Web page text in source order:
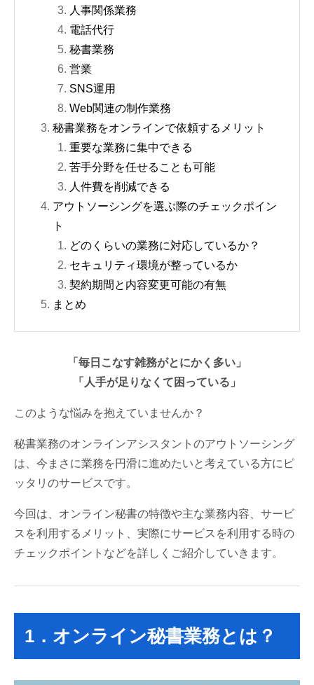
人事関係業務
電話代行
秘書業務
営業
SNS運用
Web関連の制作業務
秘書業務をオンラインで依頼するメリット
重要な業務に集中できる
苦手分野を任せることも可能
人件費を削減できる
アウトソーシングを選ぶ際のチェックポイン
ト
どのくらいの業務に対応しているか？
セキュリティ環境が整っているか
契約期間と内容変更可能の有無
まとめ
「毎日こなす雑務がとにかく多い」
「人手が足りなくて困っている」
このような悩みを抱えていませんか？
秘書業務のオンラインアシスタントのアウトソーシング
は、今まさに業務を円滑に進めたいと考えている方にピ
ッタリのサービスです。
今回は、オンライン秘書の特徴や主な業務内容、サービ
スを利用するメリット、実際にサービスを利用する時の
チェックポイントなどを詳しくご紹介していきます。
1．オンライン秘書業務とは？